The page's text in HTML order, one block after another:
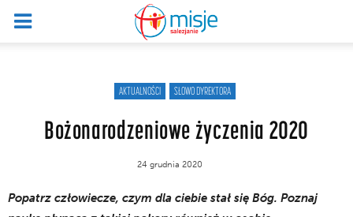
AKTUALNOŚCI SŁOWO DYREKTORA
Bożonarodzeniowe życzenia 2020
24 grudnia 2020
Popatrz człowiecze, czym dla ciebie stał się Bóg. Poznaj